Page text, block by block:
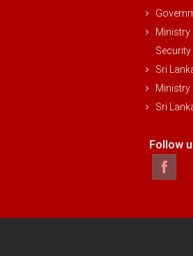
Security
Sri
Ministry
Sri
Follow